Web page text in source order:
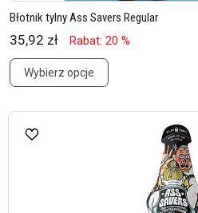
Błotnik tylny Ass Savers Regular
35,92 zł Rabat: 20 %
Wybierz opcje